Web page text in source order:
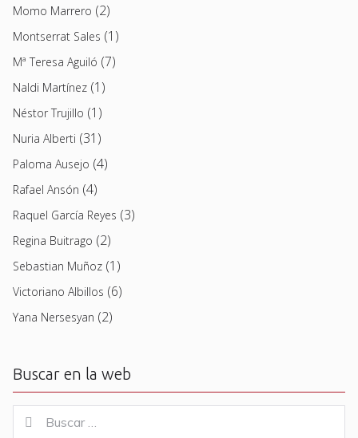
Momo Marrero (2)
Montserrat Sales (1)
Mª Teresa Aguiló (7)
Naldi Martínez (1)
Néstor Trujillo (1)
Nuria Alberti (31)
Paloma Ausejo (4)
Rafael Ansón (4)
Raquel García Reyes (3)
Regina Buitrago (2)
Sebastian Muñoz (1)
Victoriano Albillos (6)
Yana Nersesyan (2)
Buscar en la web
for:
Buscar